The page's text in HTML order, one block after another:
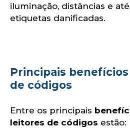
iluminação, distâncias e
etiquetas danificadas.
Principais
de códigos
Entre os principais
leitores de códigos estão: